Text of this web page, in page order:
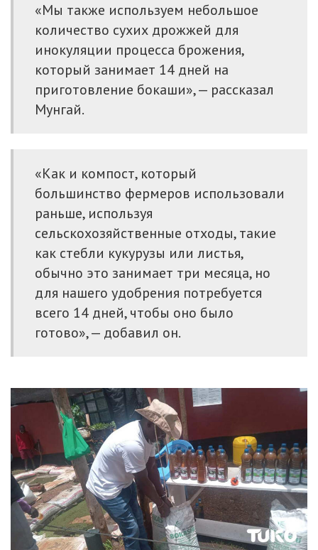
«Мы также используем небольшое
количество сухих дрожжей для
инокуляции процесса брожения,
который занимает 14 дней на
приготовление бокаши», — рассказал
Мунгай.
«Как и компост, который
большинство фермеров использовали
раньше, используя
сельскохозяйственные отходы, такие
как стебли кукурузы или листья,
обычно это занимает три месяца, но
для нашего удобрения потребуется
всего 14 дней, чтобы оно было
готово», — добавил он.